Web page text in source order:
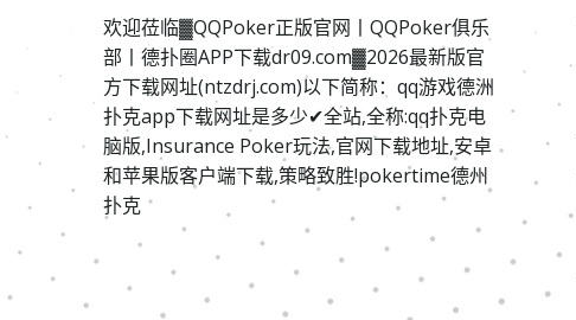
欢迎莅临▓QQPoker正版官网丨QQPoker俱乐
部丨德扑圈APP下载dr09.com▓2026最新版官
方下载网址(ntzdrj.com)以下简称：qq游戏德洲
扑克app下载网址是多少✔全站,全称:qq扑克电
脑版,Insurance Poker玩法,官网下载地址,安卓
和苹果版客户端下载,策略致胜!pokertime德州
扑克